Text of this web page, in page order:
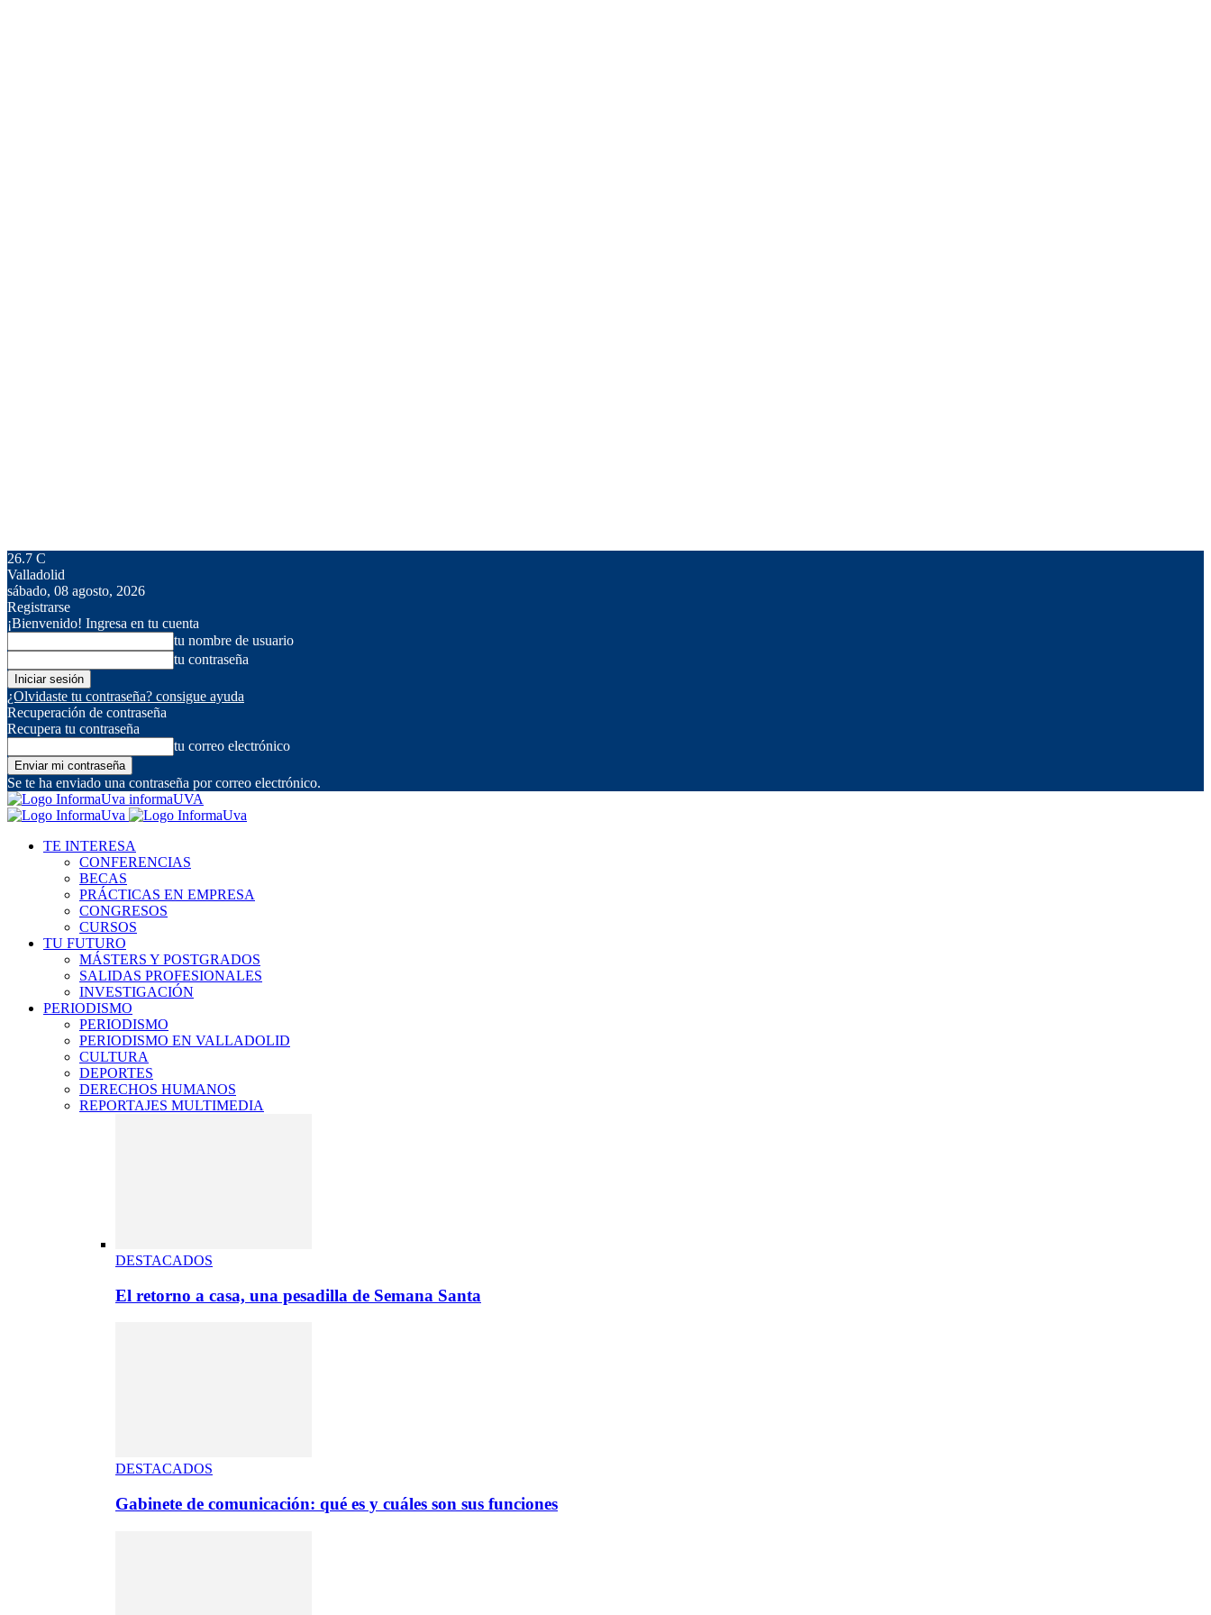
26.7 C
Valladolid
sábado, 08 agosto, 2026
Registrarse
¡Bienvenido! Ingresa en tu cuenta
tu nombre de usuario
tu contraseña
¿Olvidaste tu contraseña? consigue ayuda
Recuperación de contraseña
Recupera tu contraseña
tu correo electrónico
Se te ha enviado una contraseña por correo electrónico.
informaUVA
TE INTERESA
CONFERENCIAS
BECAS
PRÁCTICAS EN EMPRESA
CONGRESOS
CURSOS
TU FUTURO
MÁSTERS Y POSTGRADOS
SALIDAS PROFESIONALES
INVESTIGACIÓN
PERIODISMO
PERIODISMO
PERIODISMO EN VALLADOLID
CULTURA
DEPORTES
DERECHOS HUMANOS
REPORTAJES MULTIMEDIA
DESTACADOS
El retorno a casa, una pesadilla de Semana Santa
DESTACADOS
Gabinete de comunicación: qué es y cuáles son sus funciones